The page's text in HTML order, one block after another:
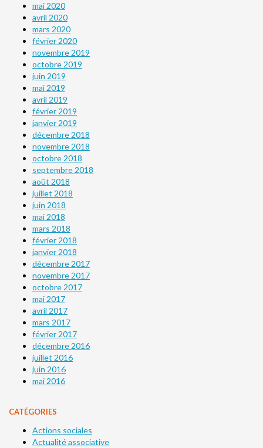
mai 2020
avril 2020
mars 2020
février 2020
novembre 2019
octobre 2019
juin 2019
mai 2019
avril 2019
février 2019
janvier 2019
décembre 2018
novembre 2018
octobre 2018
septembre 2018
août 2018
juillet 2018
juin 2018
mai 2018
mars 2018
février 2018
janvier 2018
décembre 2017
novembre 2017
octobre 2017
mai 2017
avril 2017
mars 2017
février 2017
décembre 2016
juillet 2016
juin 2016
mai 2016
CATÉGORIES
Actions sociales
Actualité associative